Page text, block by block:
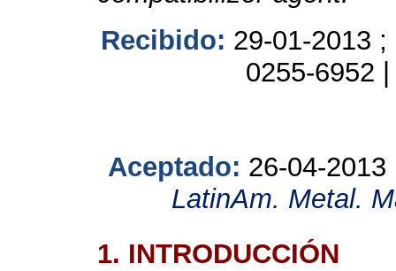
Recibido: 29-01-2013 ;
0255-6952
Aceptado: 26-04-
LatinAm. Metal.
1. INTRODUCCIÓN